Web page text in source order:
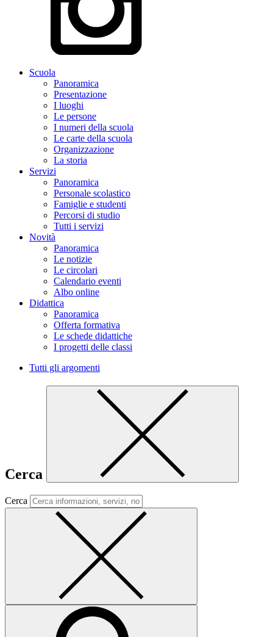
Scuola
Panoramica
Presentazione
I luoghi
Le persone
I numeri della scuola
Le carte della scuola
Organizzazione
La storia
Servizi
Panoramica
Personale scolastico
Famiglie e studenti
Percorsi di studio
Tutti i servizi
Novità
Panoramica
Le notizie
Le circolari
Calendario eventi
Albo online
Didattica
Panoramica
Offerta formativa
Le schede didattiche
I progetti delle classi
Tutti gli argomenti
Cerca
Cerca